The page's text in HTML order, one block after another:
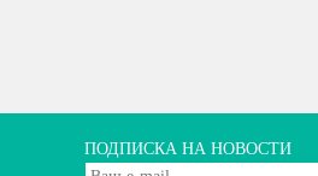
ПОДПИСКА НА НОВОСТИ